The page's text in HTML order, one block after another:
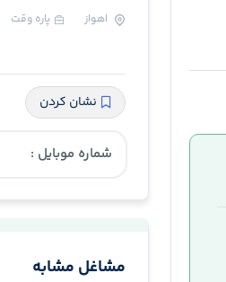
اهواز پاره وقت
نشان کردن
شماره موبایل :
مشاغل مشابه